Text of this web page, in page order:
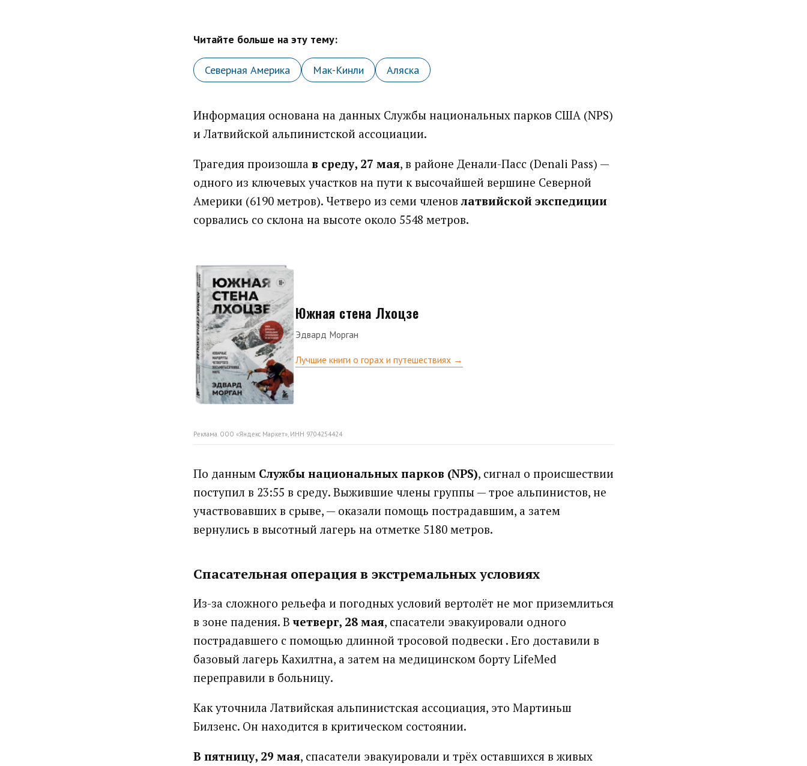
Читайте больше на эту тему:
Северная Америка Мак-Кинли Аляска
Информация основана на данных Службы национальных парков США (NPS)
и Латвийской альпинистской ассоциации.
Трагедия произошла в среду, 27 мая, в районе Денали-Пасс (Denali Pass) —
одного из ключевых участков на пути к высочайшей вершине Северной
Америки (6190 метров). Четверо из семи членовлатвийской экспедиции
сорвались со склона на высоте около 5548 метров.
Южная стена Лхоцзе
Эдвард Морган
Лучшие книги о горах и путешествиях →
Реклама. ООО «Яндекс Маркет», ИНН 9704254424
По данным Службы национальных парков (NPS), сигнал о происшествии
поступил в 23:55 в среду. Выжившие члены группы — трое альпинистов, не
участвовавших в срыве, — оказали помощь пострадавшим, а затем
вернулись в высотный лагерь на отметке 5180 метров.
Спасательная операция в экстремальных условиях
Из-за сложного рельефа и погодных условий вертолёт не мог приземлиться
в зоне падения. Вчетверг, 28 мая, спасатели эвакуировали одного
пострадавшего с помощью длинной тросовой подвески . Его доставили в
базовый лагерь Кахилтна, а затем на медицинском борту LifeMed
переправили в больницу.
Как уточнила Латвийская альпинистская ассоциация, это Мартиньш
Билзенс. Он находится в критическом состоянии.
В пятницу, 29 мая, спасатели эвакуировали и трёх оставшихся в живых